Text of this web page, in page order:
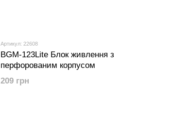
Артикул: 22608
BGM-123Lite Блок живлення з
перфорованим корпусом
209 грн